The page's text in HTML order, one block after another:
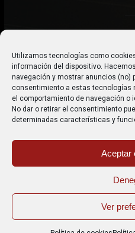
Utilizamos tecnologías como
información del dispositivo.
navegación y mostrar anuncios (no)
consentimiento a estas tecnologías
el comportamiento de navegación
No dar o retirar el consentimiento
determinadas características y
Aceptar
Ver
+ 34
© Copyright 2024 - La Casa
por Cetrex